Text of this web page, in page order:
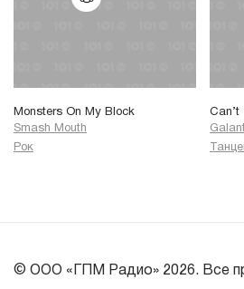
Monsters On My Block
Smash Mouth
Рок
Can’t
© ООО «ГПМ Радио» 2026. Все